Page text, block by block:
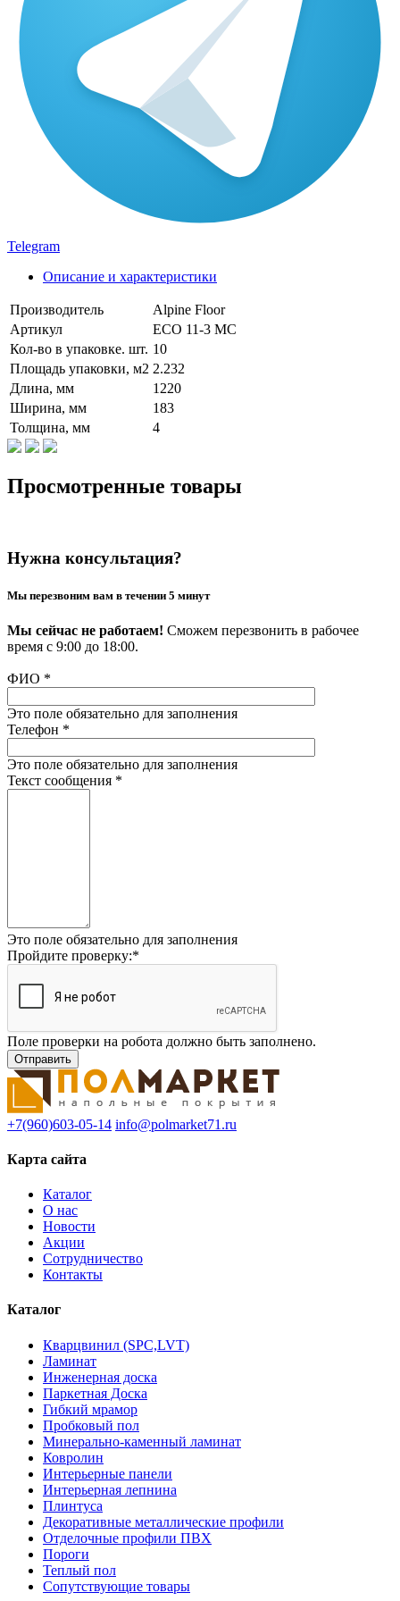
Telegram
Описание и характеристики
Производитель
Alpine Floor
Артикул
ECO 11-3 MC
Кол-во в упаковке. шт. 10
Площадь упаковки, м2 2.232
Длина, мм
1220
Ширина, мм
183
Толщина, мм
4
Просмотренные товары
Нужна консультация?
Мы перезвоним вам в течении 5 минут
Мы сейчас не работаем! Сможем перезвонить в рабочее
время с 9:00 до 18:00.
ФИО *
Это поле обязательно для заполнения
Телефон *
Это поле обязательно для заполнения
Текст сообщения *
Это поле обязательно для заполнения
Пройдите проверку:*
Поле проверки на робота должно быть заполнено.
+7(960)603-05-14 info@polmarket71.ru
Карта сайта
Каталог
О нас
Новости
Акции
Сотрудничество
Контакты
Каталог
Кварцвинил (SPC,LVT)
Ламинат
Инженерная доска
Паркетная Доска
Гибкий мрамор
Пробковый пол
Минерально-каменный ламинат
Ковролин
Интерьерные панели
Интерьерная лепнина
Плинтуса
Декоративные металлические профили
Отделочные профили ПВХ
Пороги
Теплый пол
Сопутствующие товары